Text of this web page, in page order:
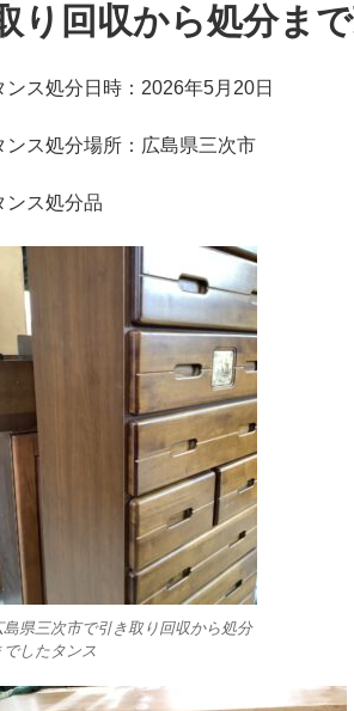
り回収から処分まで
ンス処分日時：2026年5月20日
ンス処分場所：広島県三次市
ンス処分品
島県三次市で引き取り回収から処分
でしたタンス